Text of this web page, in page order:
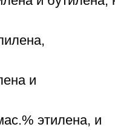
и
этилена, и